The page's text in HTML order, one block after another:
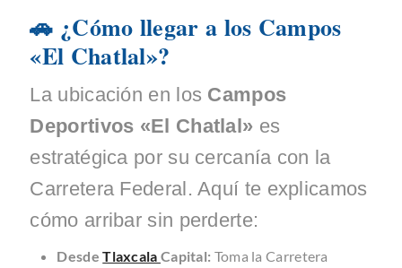
🚗 ¿Cómo llegar a los Campos
«El Chatlal»?
La ubicación en los Campos
Deportivos «El Chatlal» es
estratégica por su cercanía con la
Carretera Federal. Aquí te explicamos
cómo arribar sin perderte:
DesdeTlaxcala Capital: Toma la Carretera